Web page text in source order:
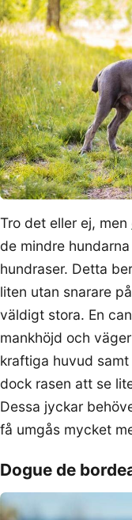
Tro det eller ej, men
de mindre
hundraser. Detta
liten utan snarare
väldigt stora. En
mankhöjd och
kraftiga huvud
dock rasen att se
Dessa jyckar
få umgås mycket
Dogue de